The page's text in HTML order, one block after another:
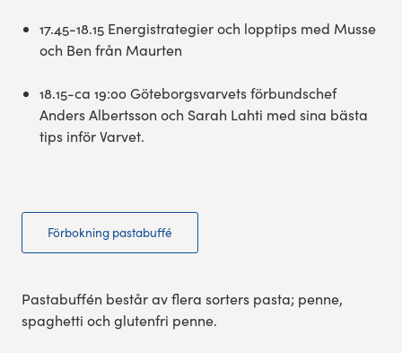
17.45-18.15 Energistrategier och lopptips med Musse
och Ben från Maurten
18.15-ca 19:00 Göteborgsvarvets förbundschef
Anders Albertsson och Sarah Lahti med sina bästa
tips inför Varvet.
Förbokning pastabuffé
Pastabuffén består av flera sorters pasta; penne,
spaghetti och glutenfri penne.